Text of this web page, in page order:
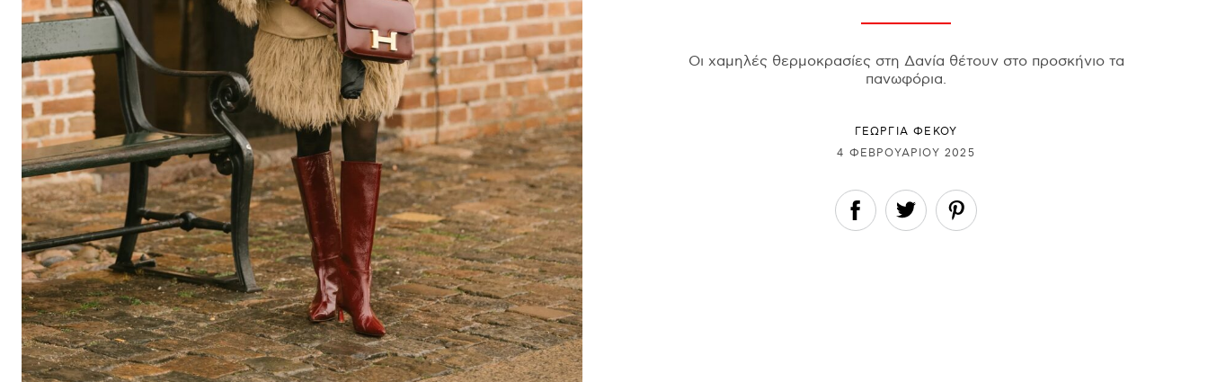
Οι χαμηλές θερμοκρασίες στη Δανία θέτουν στο προσκήνιο τα
πανωφόρια.
ΓΕΩΡΓΙΑ ΦΕΚΟΥ
4 ΦΕΒΡΟΥΑΡΊΟΥ 2025